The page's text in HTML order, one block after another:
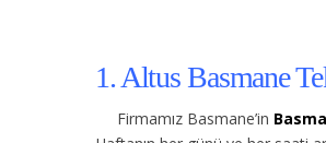
1. Altus Basmane
Firmamız Basmane’in